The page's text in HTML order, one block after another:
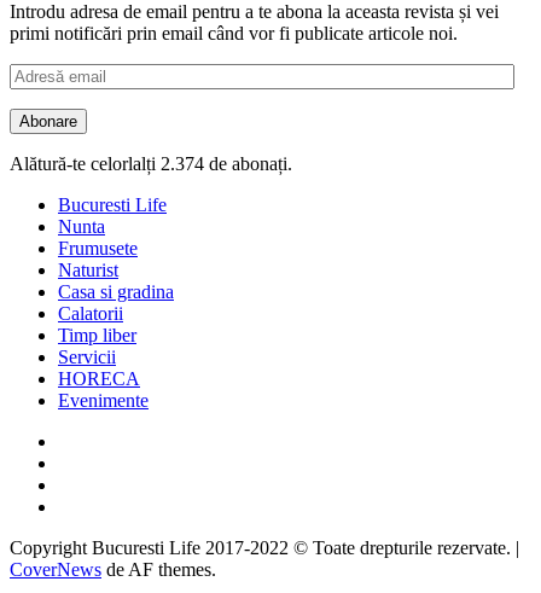
Introdu adresa de email pentru a te abona la aceasta revista și vei
primi notificări prin email când vor fi publicate articole noi.
Adresă
email
Abonare
Alătură-te celorlalți 2.374 de abonați.
Bucuresti Life
Nunta
Frumusete
Naturist
Casa si gradina
Calatorii
Timp liber
Servicii
HORECA
Evenimente
Copyright Bucuresti Life 2017-2022 © Toate drepturile rezervate. |
CoverNews de AF themes.